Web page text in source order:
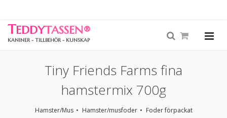
TEDDYTASSEN®
KANINER - TILLBEHÖR - KUNSKAP
Tiny Friends Farms fina
hamstermix 700g
Hamster/Mus Hamster/musfoder Foder förpackat